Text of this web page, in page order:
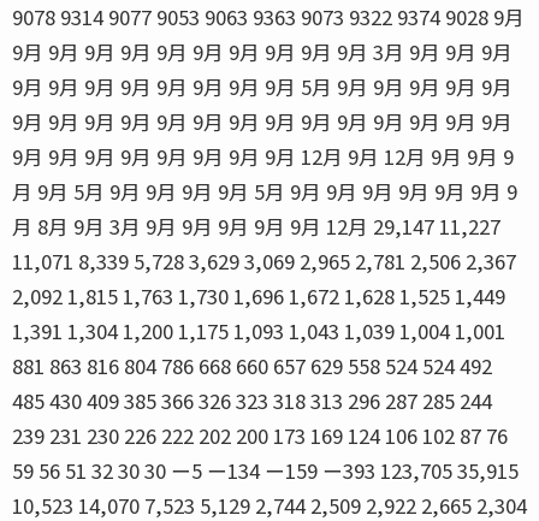
9078 9314 9077 9053 9063 9363 9073 9322 9374 9028 9月
9月 9月 9月 9月 9月 9月 9月 9月 9月 9月 3月 9月 9月 9月
9月 9月 9月 9月 9月 9月 9月 9月 5月 9月 9月 9月 9月 9月
9月 9月 9月 9月 9月 9月 9月 9月 9月 9月 9月 9月 9月 9月
9月 9月 9月 9月 9月 9月 9月 9月 12月 9月 12月 9月 9月 9
月 9月 5月 9月 9月 9月 9月 5月 9月 9月 9月 9月 9月 9月 9
月 8月 9月 3月 9月 9月 9月 9月 9月 12月 29,147 11,227
11,071 8,339 5,728 3,629 3,069 2,965 2,781 2,506 2,367
2,092 1,815 1,763 1,730 1,696 1,672 1,628 1,525 1,449
1,391 1,304 1,200 1,175 1,093 1,043 1,039 1,004 1,001
881 863 816 804 786 668 660 657 629 558 524 524 492
485 430 409 385 366 326 323 318 313 296 287 285 244
239 231 230 226 222 202 200 173 169 124 106 102 87 76
59 56 51 32 30 30 ー5 ー134 ー159 ー393 123,705 35,915
10,523 14,070 7,523 5,129 2,744 2,509 2,922 2,665 2,304